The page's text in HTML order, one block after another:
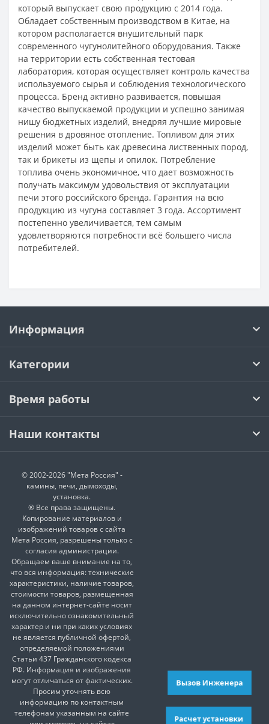
который выпускает свою продукцию с 2014 года.
Обладает собственным производством в Китае, на
котором располагается внушительный парк
современного чугунолитейного оборудования. Также
на территории есть собственная тестовая
лаборатория, которая осуществляет контроль качества
используемого сырья и соблюдения технологического
процесса. Бренд активно развивается, повышая
качество выпускаемой продукции и успешно занимая
нишу бюджетных изделий, внедряя лучшие мировые
решения в дровяное отопление. Топливом для этих
изделий может быть как древесина лиственных пород,
так и брикеты из щепы и опилок. Потребление
топлива очень экономичное, что дает возможность
получать максимум удовольствия от эксплуатации
печи этого российского бренда. Гарантия на всю
продукцию из чугуна составляет 3 года. Ассортимент
постепенно увеличивается, тем самым
удовлетворяются потребности всё большего числа
потребителей.
Информация
Категории
Время работы
Наши контакты
© 2002-2026 "Мета Россия" -
камины, печи, дымоходы,
установка.
® Все права защищены.
Копирование материалов и
изображений товаров с сайта
Мета Россия, разрешены только с
согласия администрации.
Обращаем ваше внимание на то,
что вся информация: технические
характеристики, наличие товаров,
стоимости товаров, размещенная
на данном интернет-сайте носит
исключительно ознакомительный
характер и ни при каких условиях
не является публичной офертой,
определяемой положениями
Статьи 437 Гражданского кодекса
РФ. Информация и изображения
могут отличаться от фактических.
Просим уточнять всю
информацию по контактным
телефонам указанным на сайте
Расчет установки
Вызов Инженера